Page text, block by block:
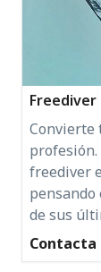
Convierte
profesión.
freediver
de sus
Contacta